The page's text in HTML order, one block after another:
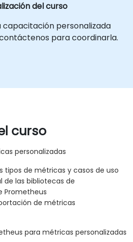
del curso
capacitación personalizada
para coordinarla.
curso
personalizadas
tipos de métricas y casos de uso
de las bibliotecas de
Prometheus
de métricas
para métricas personalizadas